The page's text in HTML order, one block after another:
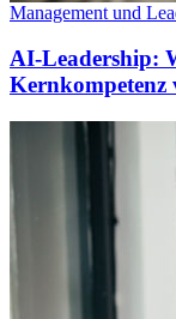
Management und
AI-Leadership: